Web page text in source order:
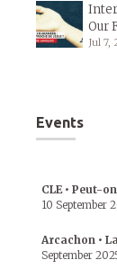
Our
Jul 7,
Events
CLE • Peut-
10 September
Arcachon •
September